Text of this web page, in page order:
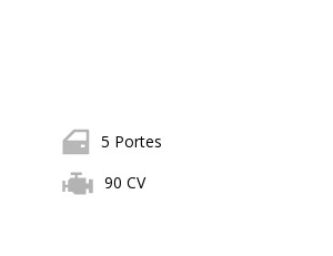
5 Portes
90 CV